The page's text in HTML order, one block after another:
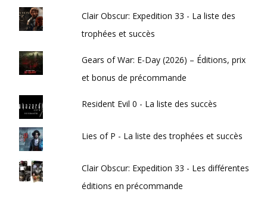
Clair Obscur: Expedition 33 - La liste des
trophées et succès
Gears of War: E-Day (2026) – Éditions, prix
et bonus de précommande
Resident Evil 0 - La liste des succès
Lies of P - La liste des trophées et succès
Clair Obscur: Expedition 33 - Les différentes
éditions en précommande